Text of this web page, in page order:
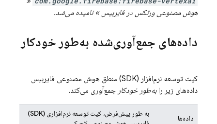
هوش مصنوعی ورتکس در فایربیس » نامیده می‌شد.
داده‌های جمع‌آوری‌شده به‌طور خودکار
کیت توسعه نرم‌افزار (SDK)
منطق هوش مصنوعی فایربیس
داده‌های زیر رابه‌طور خودکار جمع‌آوری می‌کند.
داده‌ها
به طور پیش‌فرض، کیت توسعه نرم‌افزاری (SDK)